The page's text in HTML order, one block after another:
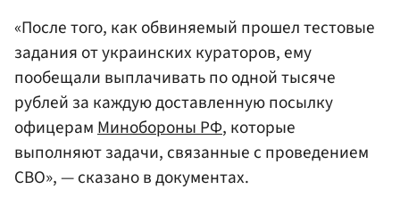
«После того, как обвиняемый прошел тестовые
задания от украинских кураторов, ему
пообещали выплачивать по одной тысяче
рублей за каждую доставленную посылку
офицерамМинобороныРФ, которые
выполняют задачи, связанные с проведением
СВО», — сказано в документах.